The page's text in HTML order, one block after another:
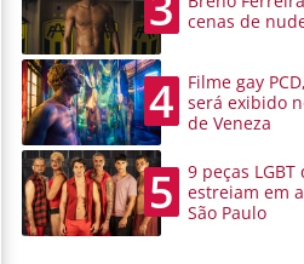
cenas de
4
Filme gay
será exibido
de Veneza
5
9 peças LGBT
estreiam em
São Paulo